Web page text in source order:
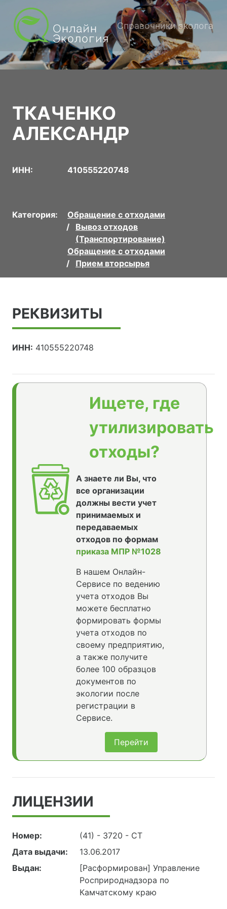
Справочники эколога
ТКАЧЕНКО
АЛЕКСАНДР
ИНН: 410555220748
Категория:
Обращение с отходами
Вывоз отходов
(Транспортирование)
Обращение с отходами
Прием вторсырья
РЕКВИЗИТЫ
ИНН: 410555220748
Ищете, где
утилизировать
отходы?
А знаете ли Вы, что
все организации
должны вести учет
принимаемых и
передаваемых
отходов по формам
приказа МПР №1028
В нашем Онлайн-
Сервисе по ведению
учета отходов Вы
можете бесплатно
формировать формы
учета отходов по
своему предприятию,
а также получите
более 100 образцов
документов по
экологии после
регистрации в
Сервисе.
Перейти
ЛИЦЕНЗИИ
Номер:
(41) - 3720 - СТ
Дата выдачи:
13.06.2017
Выдан:
[Расформирован] Управление
Росприроднадзора по
Камчатскому краю